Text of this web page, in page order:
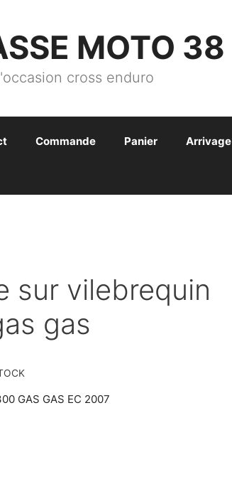
MOTO 38
cross enduro
Commande Panier Arrivage
sur vilebrequin
gas
GAS GAS EC 2007